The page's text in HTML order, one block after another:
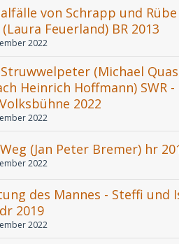
von Schrapp und
Feuerland) BR 2013
2022
Struwwelpeter (Michael
Heinrich Hoffmann) SWR
2022
2022
(Jan Peter Bremer) hr
2022
des Mannes - Steffi und
2019
2022